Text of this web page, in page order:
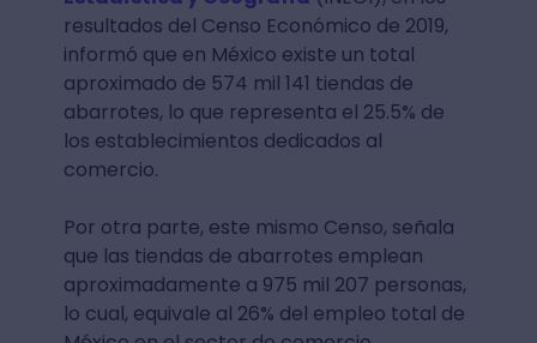
resultados del Censo Económico de 2019,
informó que en México existe un total
aproximado de 574 mil 141 tiendas de
abarrotes, lo que representa el 25.5% de
los establecimientos dedicados al
comercio.
Por otra parte, este mismo Censo, señala
que las tiendas de abarrotes emplean
aproximadamente a 975 mil 207 personas,
lo cual, equivale al 26% del empleo total de